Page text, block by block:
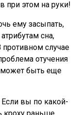
при этом на руки!
ему засыпать,
сна,
случае
отучения
может быть еще
Если вы по какой-